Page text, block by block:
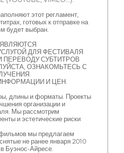
этот регламент,
готовых к отправке на
будет выбран.
ДЛЯ ФЕСТИВАЛЯ
СУБТИТРОВ
ОЗНАКОМЬТЕСЬ С
И ЦЕН.
длины и форматы. Проекты
организации и
Мы рассмотрим
и эстетические риски
мы предлагаем
не ранее января 2010
Буэнос-Айресе.